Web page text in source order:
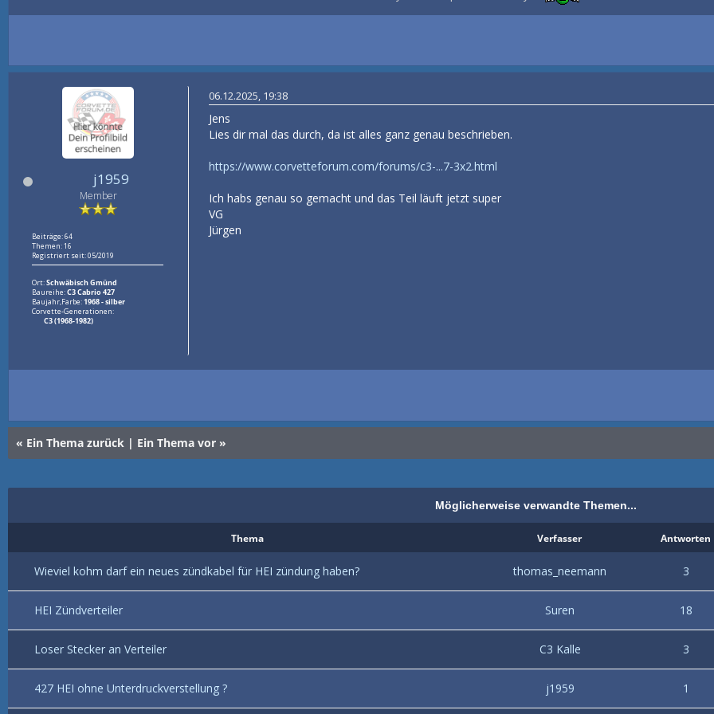
j1959
Member
Beiträge: 64
Themen: 16
Registriert seit: 05/2019
Ort:Schwäbisch Gmünd
Baureihe:C3 Cabrio 427
Baujahr,Farbe:1968 - silber
Corvette-Generationen:
C3 (1968-1982)
06.12.2025, 19:38
Jens
Lies dir mal das durch, da ist alles ganz genau beschrieben.
https://www.corvetteforum.com/forums/c3-...7-3x2.html
Ich habs genau so gemacht und das Teil läuft jetzt super
VG
Jürgen
« Ein Thema zurück | Ein Thema vor »
Möglicherweise verwandte Themen...
Thema Verfasser Antworten
Wieviel kohm darf ein neues zündkabel für HEI zündung haben? thomas_neemann 3
HEI Zündverteiler Suren 18
Loser Stecker an Verteiler C3 Kalle 3
427 HEI ohne Unterdruckverstellung ? j1959 1